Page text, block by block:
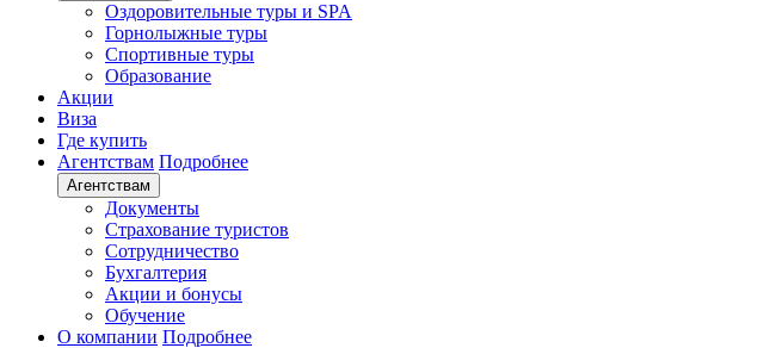
Оздоровительные туры и SPA
Горнолыжные туры
Спортивные туры
Образование
Акции
Виза
Где купить
Агентствам Подробнее
Агентствам
Документы
Страхование туристов
Сотрудничество
Бухгалтерия
Акции и бонусы
Обучение
О компании Подробнее